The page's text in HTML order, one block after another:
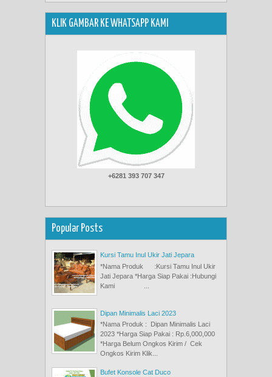
KLIK GAMBAR KE WHATSAPP KAMI
+6281 393 707 347
Popular Posts
Kursi Tamu Inul Ukir Jati Jepara
*Nama Produk :Kursi Tamu Inul Ukir
Jati Jepara *Harga Siap Pakai :Hubungi
Kami ...
Dipan Minimalis Laci 2023
*Nama Produk : Dipan Minimalis Laci
2023 *Harga Siap Pakai : Rp.6,000,000
*Harga Belum Ongkos Kirim / Cek
Ongkos Kirim Klik...
Bufet Konsole Cat Duco